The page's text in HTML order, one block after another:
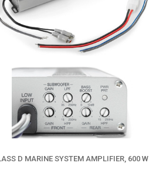
D MARINE SYSTEM AMPLIFIER, 600 W